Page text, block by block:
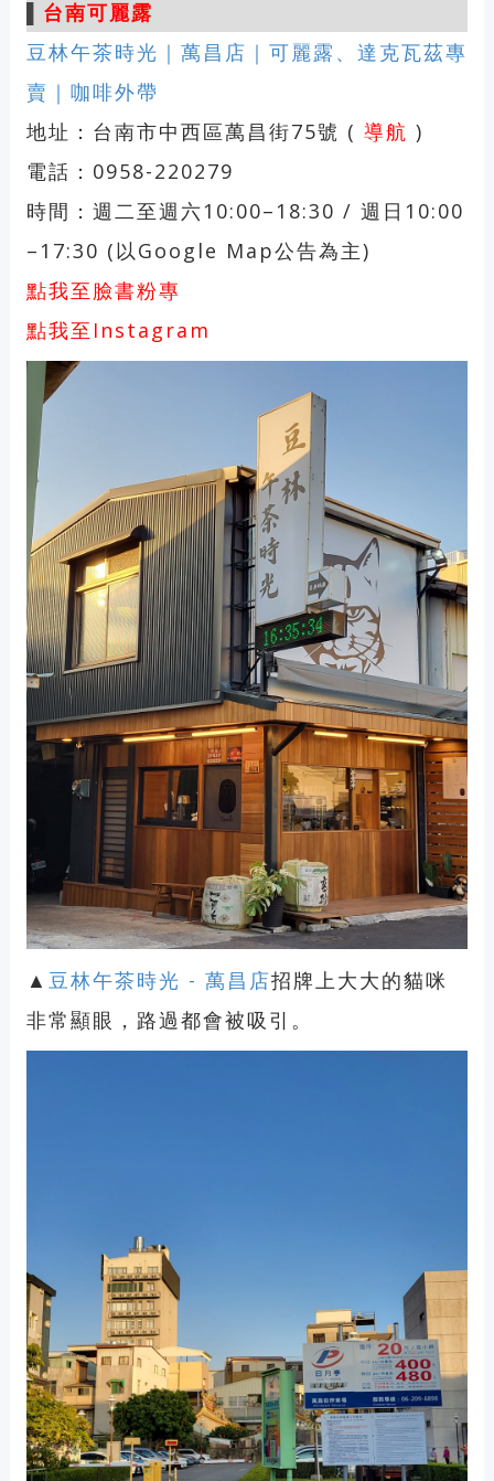
台南可麗露
豆林午茶時光｜萬昌店｜可麗露、達克瓦茲專
賣｜咖啡外帶
地址：台南市中西區萬昌街75號 ( 導航 )
電話：0958-220279
時間：週二至週六10:00–18:30 / 週日10:00
–17:30 (以Google Map公告為主)
點我至臉書粉專
點我至Instagram
▲ 豆林午茶時光 - 萬昌店招牌上大大的貓咪
非常顯眼，路過都會被吸引。